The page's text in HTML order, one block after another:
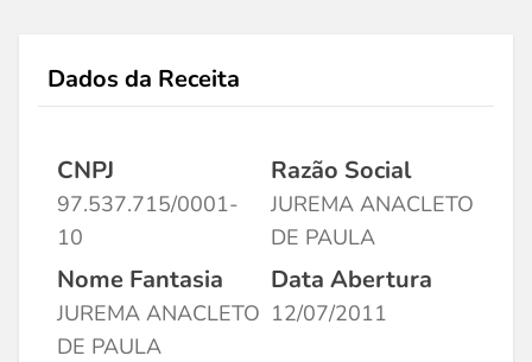
Dados da Receita
CNPJ
97.537.715/0001-
10
Razão Social
JUREMA ANACLETO
DE PAULA
Nome Fantasia
JUREMA ANACLETO
DE PAULA
Data Abertura
12/07/2011